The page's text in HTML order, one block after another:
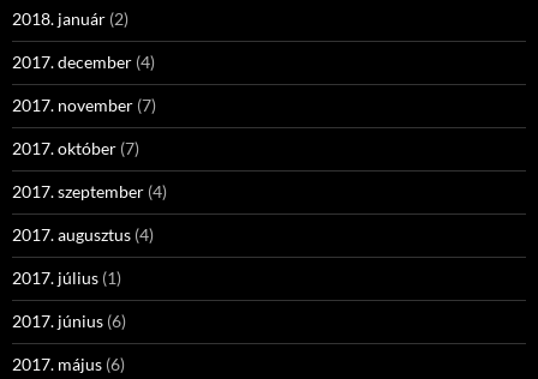
2018. január (2)
2017. december (4)
2017. november (7)
2017. október (7)
2017. szeptember (4)
2017. augusztus (4)
2017. július (1)
2017. június (6)
2017. május (6)